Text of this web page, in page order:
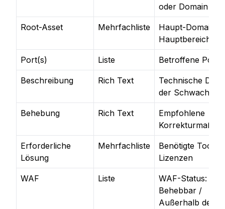
oder Domain
Root-Asset Mehrfachliste
Haupt-Domain
Hauptbereich
Port(s) Liste Betroffene Ports
Beschreibung Rich Text
Technische
der
Behebung Rich Text
Empfohlene
Erforderliche
Lösung
Mehrfachliste
Benötigte Tools
Lizenzen
WAF Liste
WAF-Status:
Behebbar /
Außerhalb des